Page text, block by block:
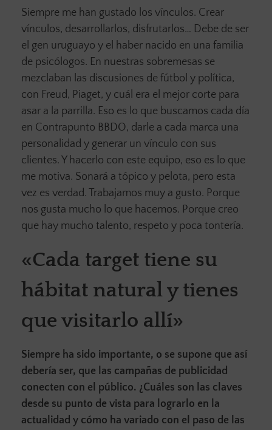
Siempre me han gustado los vínculos. Crear
vínculos, desarrollarlos, disfrutarlos… Debe de ser
el gen uruguayo y el haber nacido en una familia
de psicólogos. En nuestras sobremesas se
mezclaban las discusiones de fútbol y política,
con Freud, Piaget, y cuál era el mejor corte para
asar a la parrilla. Eso es lo que buscamos cada día
en Contrapunto BBDO, darle a cada marca una
personalidad y generar un vínculo con sus
clientes. Y hacerlo con este equipo, eso es lo que
me motiva. Sonará a tópico y pelota, pero esta
vez es verdad. Trabajamos muy a gusto. Porque
nos gusta mucho lo que hacemos. Porque creo
que hay mucho talento, respeto y poca tontería.
«Cada target tiene su
hábitat natural y tienes
que visitarlo allí»
Siempre ha sido importante, o se supone que así
debería ser, que las campañas de publicidad
conecten con el público. ¿Cuáles son las claves
desde su punto de vista para lograrlo en la
actualidad y cómo ha variado con el paso de las